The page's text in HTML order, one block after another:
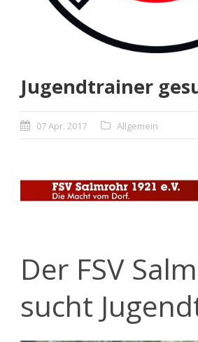
Jugendtrainer
07 Apr. 2017 Allgemein
Der FSV
sucht